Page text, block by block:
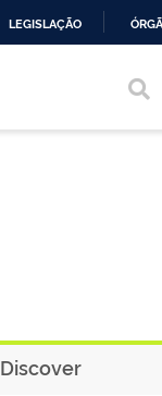
LEGISLAÇÃO
Discover